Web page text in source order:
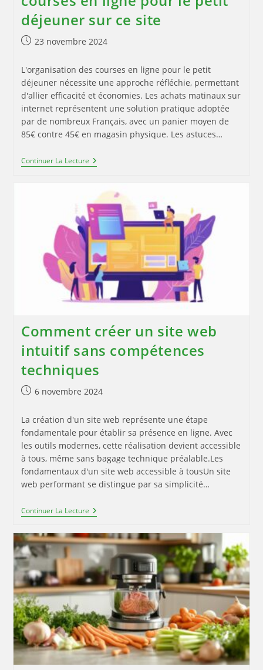
déjeuner sur ce site
Publication
23 novembre 2024
L'organisation des courses en ligne pour le petit
déjeuner nécessite une approche réfléchie, permettant
d'allier efficacité et économies. Les achats matinaux sur
internet représentent une solution pratique adoptée
par de nombreux Français, avec un panier moyen de
85€ contre 45€ en magasin physique. Les astuces…
Continuer La LectureComment
Optimiser
Courses
En
Ligne
Pour
Le
Petit
Déjeuner
Sur
Ce
Site
Comment créer un site web
intuitif sans compétences
techniques
Publication
6 novembre 2024
La création d'un site web représente une étape
fondamentale pour établir sa présence en ligne. Avec
les outils modernes, cette réalisation devient accessible
à tous, même sans bagage technique préalable.Les
fondamentaux d'un site web accessible à tousUn site
web performant se distingue par sa simplicité…
Continuer La LectureComment
Créer
Site
Web
Intuitif
Sans
Compétences
Techniques